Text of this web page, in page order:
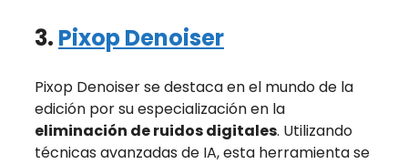
3. Pixop Denoiser
Pixop Denoiser se destaca en el mundo de la
edición por su especialización en la
eliminación de ruidos digitales. Utilizando
técnicas avanzadas de IA, esta herramienta se